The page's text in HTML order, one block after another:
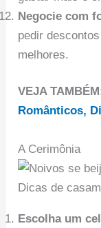
Negocie com
pedir
melhores.
VEJA
Românticos,
A Cerimônia
Dicas de
Escolha um